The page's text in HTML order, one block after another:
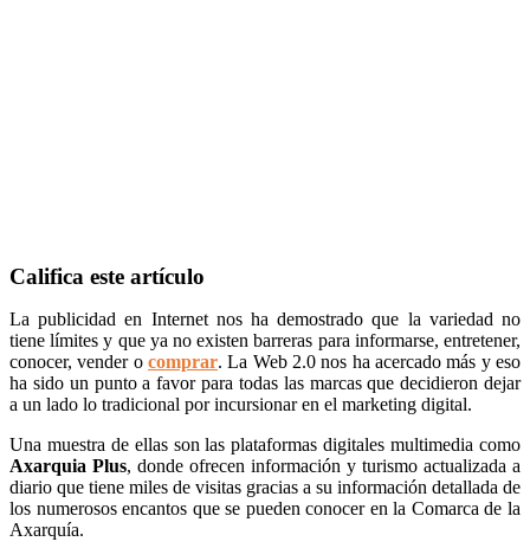
Califica este artículo
La publicidad en Internet nos ha demostrado que la variedad no
tiene límites y que ya no existen barreras para informarse, entretener,
conocer, vender o comprar. La Web 2.0 nos ha acercado más y eso
ha sido un punto a favor para todas las marcas que decidieron dejar
a un lado lo tradicional por incursionar en el marketing digital.
Una muestra de ellas son las plataformas digitales multimedia como
Axarquia Plus, donde ofrecen información y turismo actualizada a
diario que tiene miles de visitas gracias a su información detallada de
los numerosos encantos que se pueden conocer en la Comarca de la
Axarquía.